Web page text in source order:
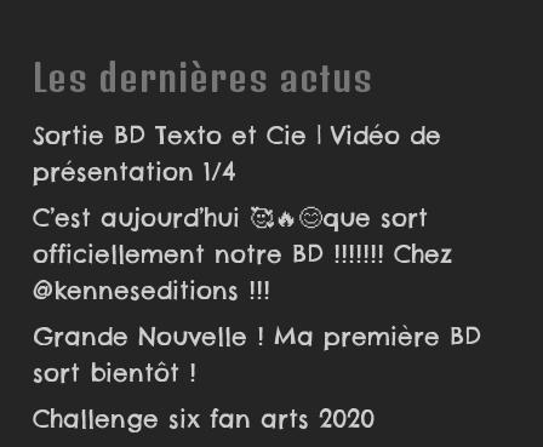
Les dernières actus
Sortie BD Texto et Cie | Vidéo de
présentation 1/4
C’est aujourd’hui 🥰🔥😊que sort
officiellement notre BD !!!!!!! Chez
@kenneseditions !!!
Grande Nouvelle ! Ma première BD
sort bientôt !
Challenge six fan arts 2020